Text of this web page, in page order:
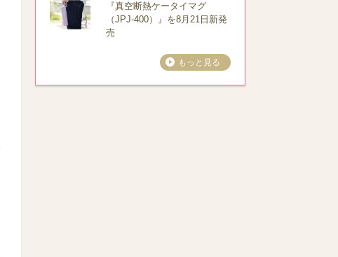
『真空断熱ケータイマグ
（JPJ-400）』を8月21日新発
売
もっと見る